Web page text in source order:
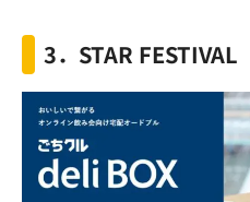
3． STAR FESTIVAL